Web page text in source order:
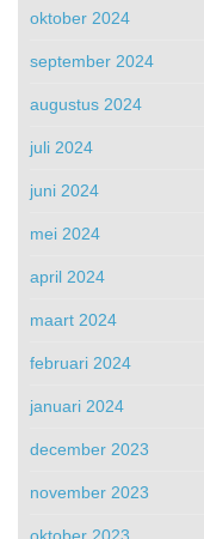
oktober 2024
september 2024
augustus 2024
juli 2024
juni 2024
mei 2024
april 2024
maart 2024
februari 2024
januari 2024
december 2023
november 2023